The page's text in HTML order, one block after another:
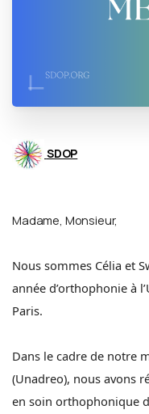
SDOP
Madame, Monsieur,
Nous sommes Célia et
année d’orthophonie à
Paris.
Dans le cadre de notre
(Unadreo), nous avons
en soin orthophonique